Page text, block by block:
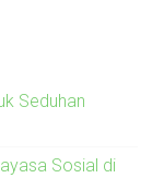
Seduhan
Sosial di